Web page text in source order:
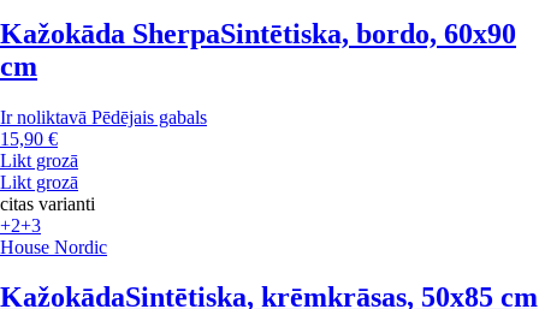
Kažokāda SherpaSintētiska, bordo, 60x90
cm
Ir noliktavā Pēdējais gabals
15,90 €
Likt grozā
Likt grozā
citas varianti
+2+3
House Nordic
KažokādaSintētiska, krēmkrāsas, 50x85 cm